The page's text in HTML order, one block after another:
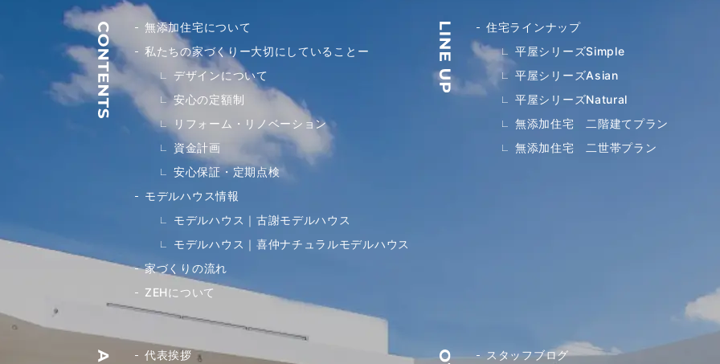
無添加住宅について
私たちの家づくりー大切にしていることー
デザインについて
安心の定額制
リフォーム・リノベーション
資金計画
安心保証・定期点検
モデルハウス情報
モデルハウス｜古謝モデルハウス
モデルハウス｜喜仲ナチュラルモデルハウス
家づくりの流れ
ZEHについて
住宅ラインナップ
平屋シリーズSimple
平屋シリーズAsian
平屋シリーズNatural
無添加住宅 二階建てプラン
無添加住宅 二世帯プラン
代表挨拶 スタッフブログ